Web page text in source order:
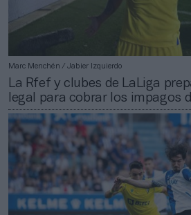
Marc Menchén / Jabier Izquierdo
La Rfef y clubes de LaLiga
legal para cobrar los impagos